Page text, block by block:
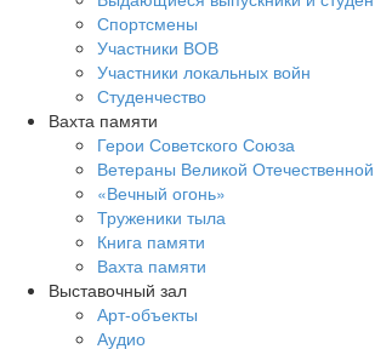
Спортсмены
Участники ВОВ
Участники локальных войн
Студенчество
Вахта памяти
Герои Советского Союза
Ветераны Великой
«Вечный огонь»
Труженики тыла
Книга памяти
Вахта памяти
Выставочный зал
Арт-объекты
Аудио